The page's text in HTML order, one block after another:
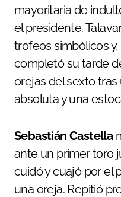
mayoritaria de
el presidente.
trofeos simbólicos
completó su tarde
orejas del sexto
absoluta y una
Sebastián Castella
ante un primer toro
cuidó y cuajó por el
una oreja. Repitió